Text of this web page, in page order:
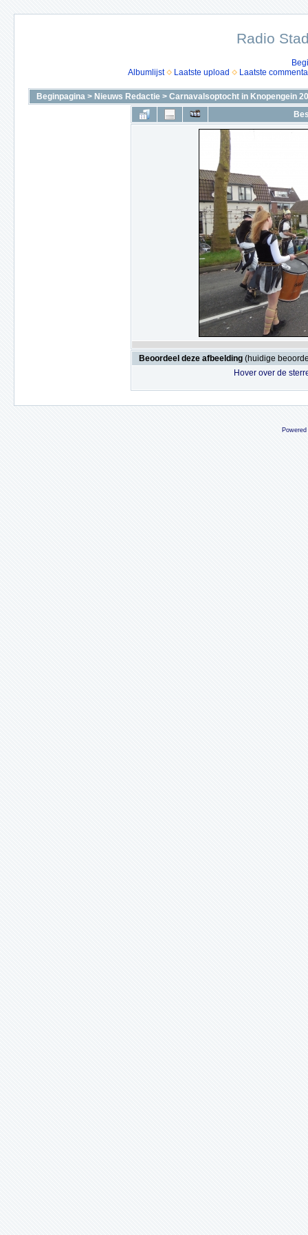
Radio
Albumlijst
Laatste upload Laatste
Beginpagina > Nieuws Redactie > Carnavalsoptocht in Knopengein
Beoordeel deze afbeelding (huidige
Hover over de